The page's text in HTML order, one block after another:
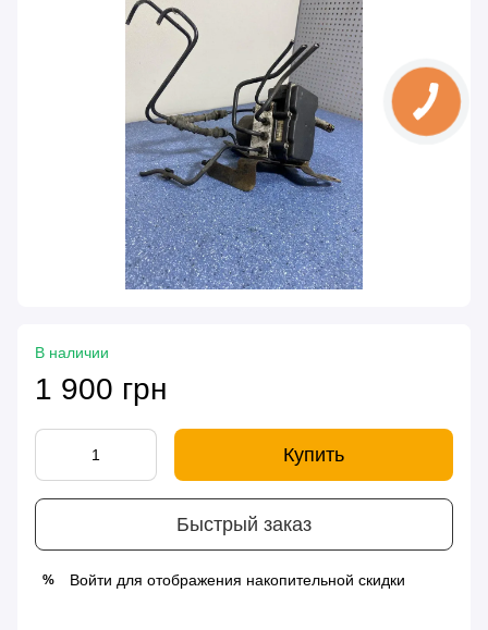
В наличии
1 900 грн
Купить
Быстрый заказ
% Войти для отображения накопительной скидки